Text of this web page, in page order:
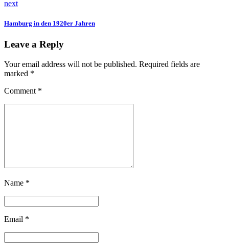
next
Hamburg in den 1920er Jahren
Leave a Reply
Your email address will not be published. Required fields are
marked *
Comment *
Name *
Email *